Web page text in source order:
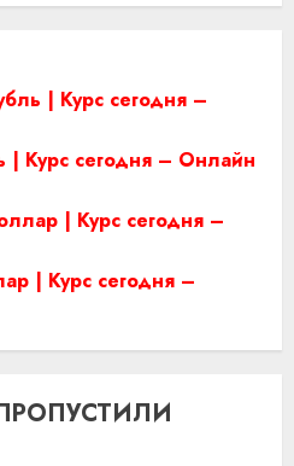
| Курс сегодня –
| Курс сегодня – Онлайн
| Курс сегодня –
| Курс сегодня –